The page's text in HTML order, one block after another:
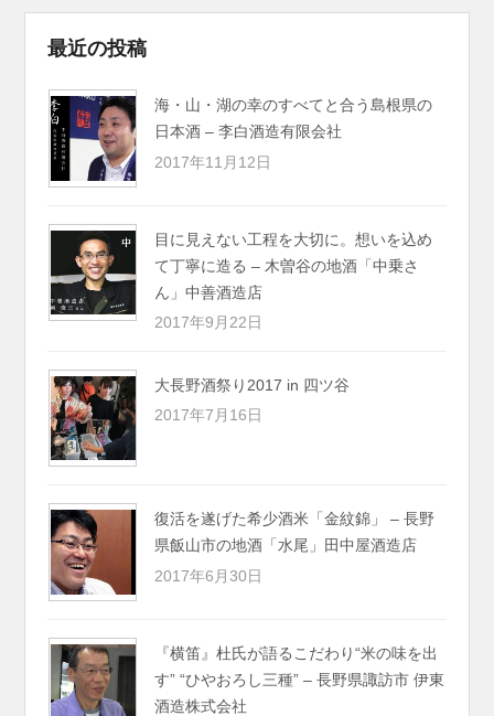
最近の投稿
海・山・湖の幸のすべてと合う島根県の
日本酒 – 李白酒造有限会社
2017年11月12日
目に見えない工程を大切に。想いを込め
て丁寧に造る – 木曽谷の地酒「中乗さ
ん」中善酒造店
2017年9月22日
大長野酒祭り2017 in 四ツ谷
2017年7月16日
復活を遂げた希少酒米「金紋錦」 – 長野
県飯山市の地酒「水尾」田中屋酒造店
2017年6月30日
『横笛』杜氏が語るこだわり“米の味を出
す” “ひやおろし三種” – 長野県諏訪市 伊東
酒造株式会社